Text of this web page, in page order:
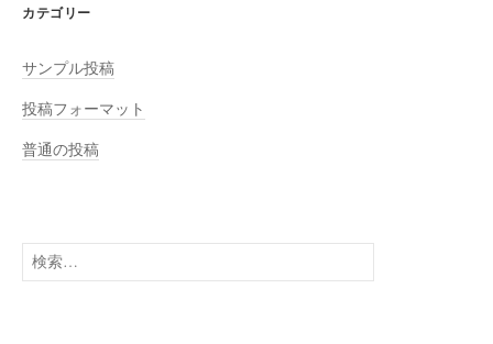
カテゴリー
サンプル投稿
投稿フォーマット
普通の投稿
検
索: